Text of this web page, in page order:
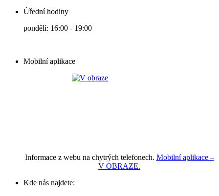
Úřední hodiny
pondělí: 16:00 - 19:00
Mobilní aplikace
Informace z webu na chytrých telefonech. Mobilní aplikace –
V OBRAZE.
Kde nás najdete: